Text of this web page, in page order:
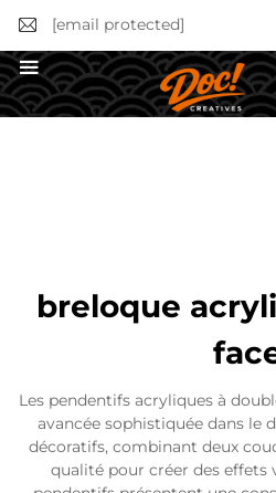
[email protected]
breloque
Les pendentifs acryliques à
avancée sophistiquée dans le
décoratifs, combinant deux
qualité pour créer des effets